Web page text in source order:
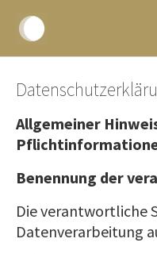
Allgemeiner
Benennung der
Die verantwortliche
Datenverarbeitung